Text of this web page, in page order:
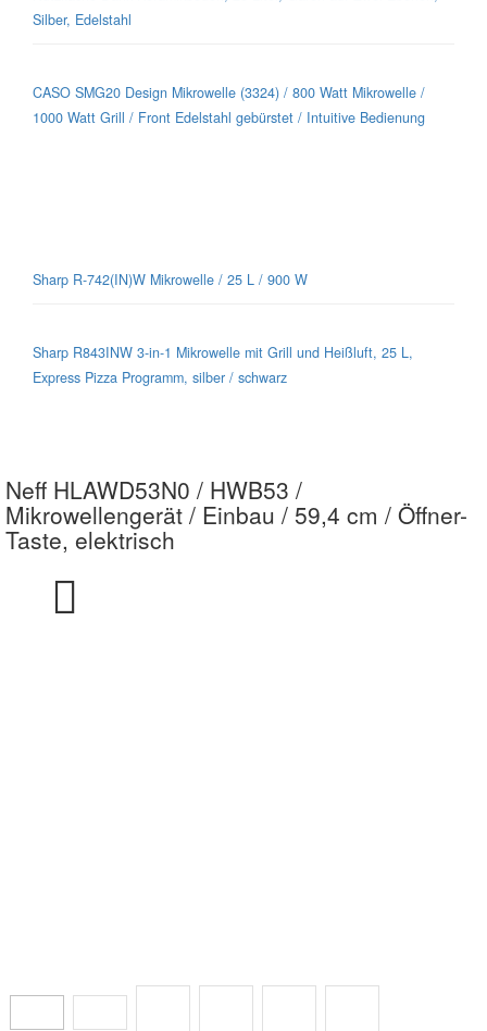
Silber, Edelstahl
CASO SMG20 Design Mikrowelle (3324) / 800 Watt Mikrowelle /
1000 Watt Grill / Front Edelstahl gebürstet / Intuitive Bedienung
Sharp R-742(IN)W Mikrowelle / 25 L / 900 W
Sharp R843INW 3-in-1 Mikrowelle mit Grill und Heißluft, 25 L,
Express Pizza Programm, silber / schwarz
Neff HLAWD53N0 / HWB53 /
Mikrowellengerät / Einbau / 59,4 cm / Öffner-
Taste, elektrisch